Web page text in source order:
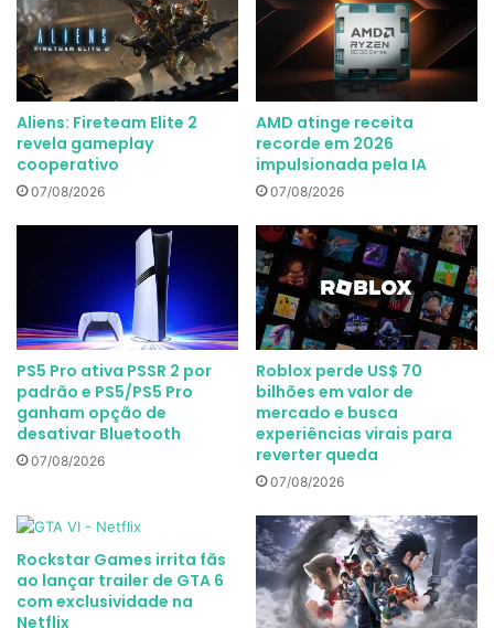
Aliens: Fireteam Elite 2
revela gameplay
cooperativo
07/08/2026
AMD atinge receita
recorde em 2026
impulsionada pela IA
07/08/2026
PS5 Pro ativa PSSR 2 por
padrão e PS5/PS5 Pro
ganham opção de
desativar Bluetooth
07/08/2026
Roblox perde US$ 70
bilhões em valor de
mercado e busca
experiências virais para
reverter queda
07/08/2026
Rockstar Games irrita fãs
ao lançar trailer de GTA 6
com exclusividade na
Netflix